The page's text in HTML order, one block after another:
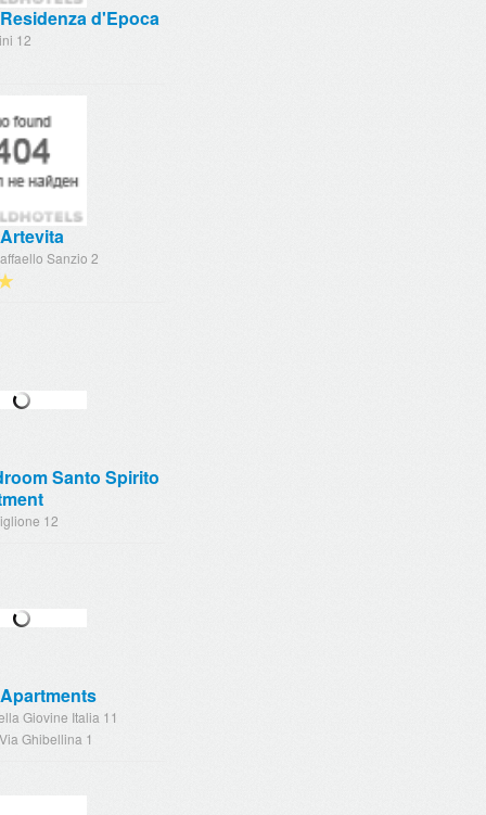
d'Epoca
12
Sanzio 2
Santo Spirito
12
Giovine Italia 11
Ghibellina 1